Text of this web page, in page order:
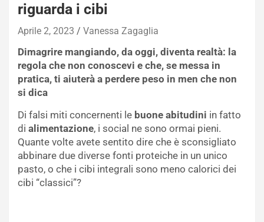
riguarda i cibi
Aprile 2, 2023 Vanessa Zagaglia
Dimagrire mangiando, da oggi, diventa realtà: la
regola che non conoscevi e che, se messa in
pratica, ti aiuterà a perdere peso in men che non
si dica
Di falsi miti concernenti le buone abitudini in fatto
di alimentazione, i social ne sono ormai pieni.
Quante volte avete sentito dire che è sconsigliato
abbinare due diverse fonti proteiche in un unico
pasto, o che i cibi integrali sono meno calorici dei
cibi “classici”?